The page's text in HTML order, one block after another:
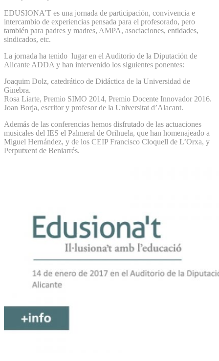
EDUSIONA’T es una jornada de participación, convivencia e
intercambio de experiencias pensada para el profesorado, pero
también para padres y madres, AMPA, asociaciones, entidades,
sindicados, etc.
La jornada ha tenido lugar en el Auditorio de la Diputación de
Alicante ADDA y han intervenido los siguientes ponentes:
Joaquim Dolz, catedrático de Didáctica de la Universidad de
Ginebra.
Rosa Liarte, Premio SIMO 2014, Premio Docente Innovador 2016.
Joan Borja, escritor y profesor de la Universitat d’Alacant.
Además de las conferencias hemos disfrutado de las actuaciones
musicales del IES el Palmeral de Orihuela, que han homenajeado a
Miguel Hernández, y de los CEIP Francisco Cloquell de L’Orxa, y
Perputxent de Beniarrés.